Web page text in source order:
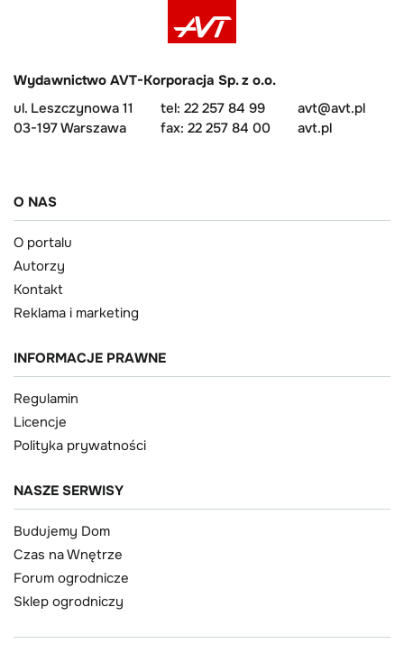
Wydawnictwo AVT-Korporacja Sp. z o.o.
ul. Leszczynowa 11
03-197 Warszawa
tel: 22 257 84 99
fax: 22 257 84 00
avt@avt.pl
avt.pl
O NAS
O portalu
Autorzy
Kontakt
Reklama i marketing
INFORMACJE PRAWNE
Regulamin
Licencje
Polityka prywatności
NASZE SERWISY
Budujemy Dom
Czas na Wnętrze
Forum ogrodnicze
Sklep ogrodniczy